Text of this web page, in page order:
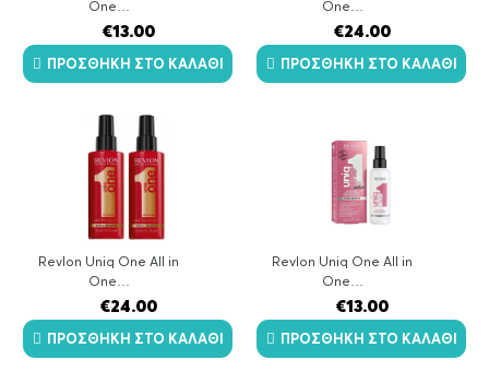
One…
€13.00
ΠΡΟΣΘΉΚΗ ΣΤΟ ΚΑΛΆΘΙ
One…
€24.00
ΠΡΟΣΘΉΚΗ ΣΤΟ ΚΑΛΆΘΙ
Revlon Uniq One All in
One…
€24.00
ΠΡΟΣΘΉΚΗ ΣΤΟ ΚΑΛΆΘΙ
Revlon Uniq One All in
One…
€13.00
ΠΡΟΣΘΉΚΗ ΣΤΟ ΚΑΛΆΘΙ